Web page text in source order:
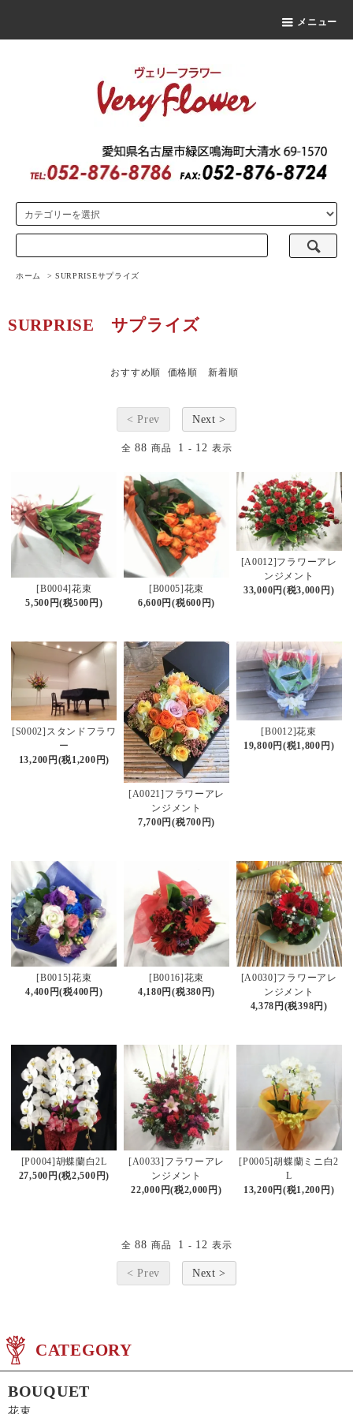
メニュー
ホーム > SURPRISEサプライズ
SURPRISE サプライズ
おすすめ順 価格順 新着順
< Prev Next >
全 88 商品 1 - 12 表示
[B0004]花束
5,500円(税500円)
[B0005]花束
6,600円(税600円)
[A0012]フラワーアレ
ンジメント
33,000円(税3,000円)
[S0002]スタンドフラワ
ー
13,200円(税1,200円)
[A0021]フラワーアレ
ンジメント
7,700円(税700円)
[B0012]花束
19,800円(税1,800円)
[B0015]花束
4,400円(税400円)
[B0016]花束
4,180円(税380円)
[A0030]フラワーアレ
ンジメント
4,378円(税398円)
[P0004]胡蝶蘭白2L
27,500円(税2,500円)
[A0033]フラワーアレ
ンジメント
22,000円(税2,000円)
[P0005]胡蝶蘭ミニ白2
L
13,200円(税1,200円)
全 88 商品 1 - 12 表示
< Prev Next >
CATEGORY
BOUQUET
花束